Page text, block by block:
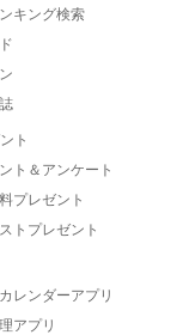
キング検索
ト
ト＆アンケート
プレゼント
トプレゼント
レンダーアプリ
アプリ